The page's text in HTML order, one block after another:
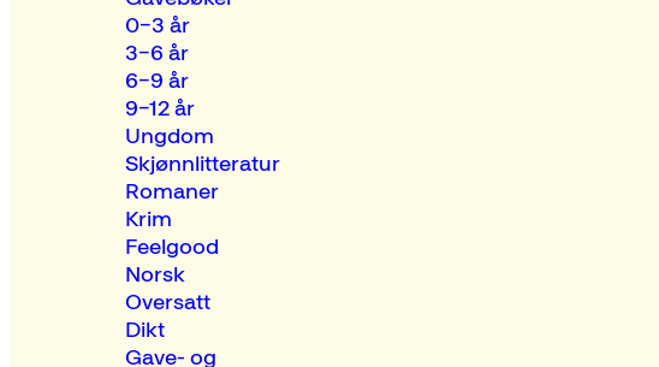
0–3 år
3–6 år
6–9 år
9–12 år
Ungdom
Skjønnlitteratur
Romaner
Krim
Feelgood
Norsk
Oversatt
Dikt
Gave- og